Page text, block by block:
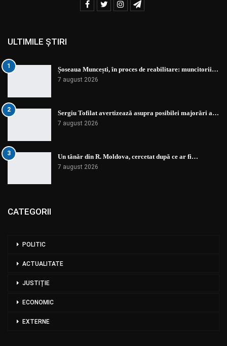
ULTIMILE ȘTIRI
1 Șoseaua Muncești, în proces de reabilitare: muncitorii…
7 august 2026
2 Sergiu Tofilat avertizează asupra posibilei majorări a…
7 august 2026
3 Un tânăr din R. Moldova, cercetat după ce ar fi…
7 august 2026
CATEGORII
POLITIC
ACTUALITATE
JUSTIȚIE
ECONOMIC
EXTERNE